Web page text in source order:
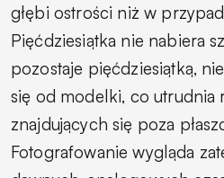
głębi ostrości niż w
Pięćdziesiątka nie nabiera
pozostaje pięćdziesiątką,
się od modelki, co utrudnia
znajdujących się poza
Fotografowanie wygląda